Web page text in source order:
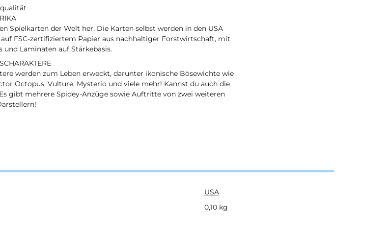
Spielkarten der Welt her. Die Karten selbst werden in den USA
FSC-zertifiziertem Papier aus nachhaltiger Forstwirtschaft, mit
und Laminaten auf Stärkebasis.
werden zum Leben erweckt, darunter ikonische Bösewichte wie
Octopus, Vulture, Mysterio und viele mehr! Kannst du auch die
gibt mehrere Spidey-Anzüge sowie Auftritte von zwei weiteren
USA
0,10 kg